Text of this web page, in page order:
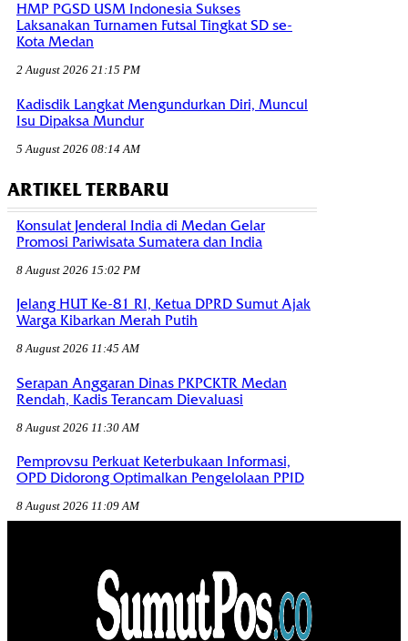
HMP PGSD USM Indonesia Sukses
Laksanakan Turnamen Futsal Tingkat SD se-
Kota Medan
2 August 2026 21:15 PM
Kadisdik Langkat Mengundurkan Diri, Muncul
Isu Dipaksa Mundur
5 August 2026 08:14 AM
ARTIKEL TERBARU
Konsulat Jenderal India di Medan Gelar
Promosi Pariwisata Sumatera dan India
8 August 2026 15:02 PM
Jelang HUT Ke-81 RI, Ketua DPRD Sumut Ajak
Warga Kibarkan Merah Putih
8 August 2026 11:45 AM
Serapan Anggaran Dinas PKPCKTR Medan
Rendah, Kadis Terancam Dievaluasi
8 August 2026 11:30 AM
Pemprovsu Perkuat Keterbukaan Informasi,
OPD Didorong Optimalkan Pengelolaan PPID
8 August 2026 11:09 AM